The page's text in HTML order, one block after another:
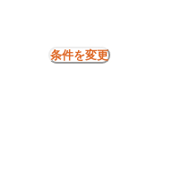
条件を変更